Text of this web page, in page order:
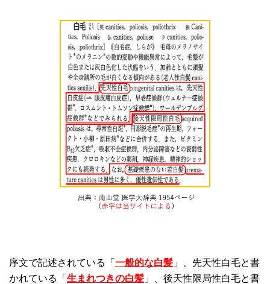
序文で記述されている「 一般的な白髪 」、先天性白毛と書
かれている「 生まれつきの白髪 」、後天性限局性白毛と書